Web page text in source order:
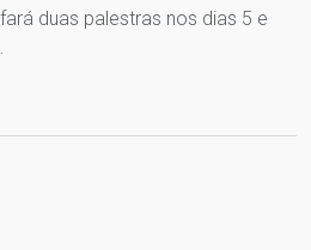
duas palestras nos dias 5 e